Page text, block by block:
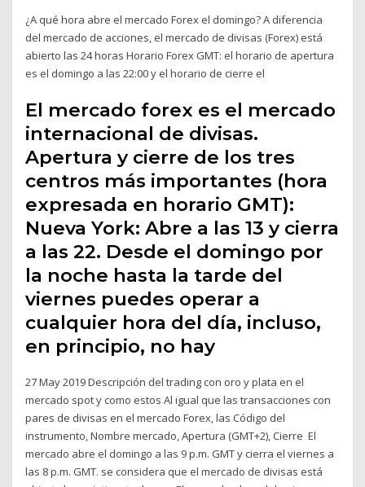
¿A qué hora abre el mercado Forex el domingo? A diferencia
del mercado de acciones, el mercado de divisas (Forex) está
abierto las 24 horas Horario Forex GMT: el horario de apertura
es el domingo a las 22:00 y el horario de cierre el
El mercado forex es el mercado
internacional de divisas.
Apertura y cierre de los tres
centros más importantes (hora
expresada en horario GMT):
Nueva York: Abre a las 13 y cierra
a las 22. Desde el domingo por
la noche hasta la tarde del
viernes puedes operar a
cualquier hora del día, incluso,
en principio, no hay
27 May 2019 Descripción del trading con oro y plata en el
mercado spot y como estos Al igual que las transacciones con
pares de divisas en el mercado Forex, las Código del
instrumento, Nombre mercado, Apertura (GMT+2), Cierre El
mercado abre el domingo a las 9 p.m. GMT y cierra el viernes a
las 8 p.m. GMT. se considera que el mercado de divisas está